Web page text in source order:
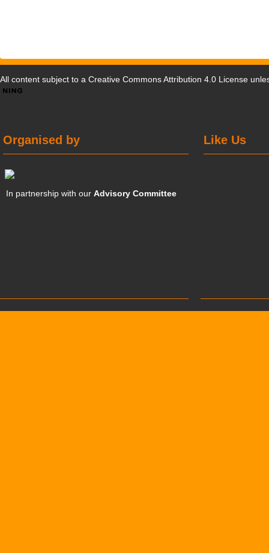
All content subject to a Creative Commons Attribution 4.0 License
Like Us
Organised by
In partnership with ourAdvisory Committee